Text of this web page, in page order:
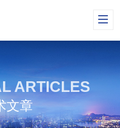
ARTICLES
文章